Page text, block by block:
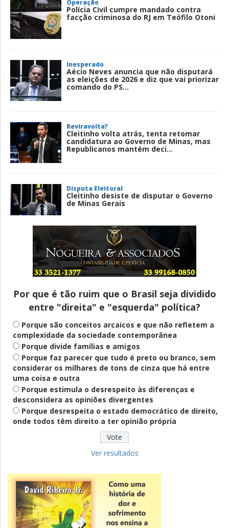
Operação
Polícia Civil cumpre mandado contra
facção criminosa do RJ em Teófilo Otoni
Inesperado
Aécio Neves anuncia que não disputará
as eleições de 2026 e diz que vai priorizar
comando do PS...
Reviravolta?
Cleitinho volta atrás, tenta retomar
candidatura ao Governo de Minas, mas
Republicanos mantém deci...
Disputa Eleitoral
Cleitinho desiste de disputar o Governo
de Minas Gerais
Entenda
Pix Pensão Alimentícia: entenda o que é
e como solicitar
Saúde Mental
Plataforma oferece escuta em saúde
mental para jovens no SUS Digital
Definido
PT lança Patrus Ananias como candidato
ao governo de Minas Gerais
Fies: pré-selecionados têm até terça
para complementar informações
Novidade
CNPJ alfanumérico começa a ser emitido
nesta sexta
Por que é tão ruim que o Brasil seja dividido
entre "direita" e "esquerda" política?
Porque são conceitos arcaicos e que não refletem a
complexidade da sociedade contemporânea
Porque divide famílias e amigos
Porque faz parecer que tudo é preto ou branco, sem
considerar os milhares de tons de cinza que há entre
uma coisa e outra
Porque estimula o desrespeito às diferenças e
desconsidera as opiniões divergentes
Porque desrespeita o estado democrático de direito,
onde todos têm direito a ter opinião própria
Ver resultados